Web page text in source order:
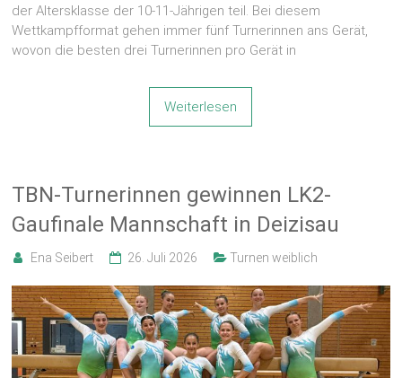
der Altersklasse der 10-11-Jährigen teil. Bei diesem
Wettkampfformat gehen immer fünf Turnerinnen ans Gerät,
wovon die besten drei Turnerinnen pro Gerät in
Weiterlesen
TBN-Turnerinnen gewinnen LK2-
Gaufinale Mannschaft in Deizisau
Ena Seibert 26. Juli 2026 Turnen weiblich